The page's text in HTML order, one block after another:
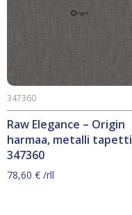
Raw Elegance – Origin
harmaa, metalli tapetti
347360
347360
78,60 € /rll